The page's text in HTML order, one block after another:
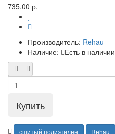
735.00 р.
Производитель: Rehau
Наличие:
Есть в наличии
сшитый полиэтилен Rehau